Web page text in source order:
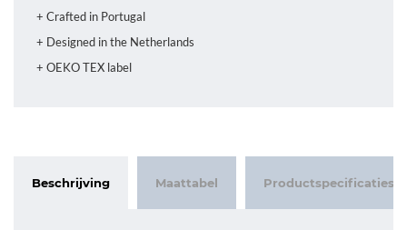
+ Crafted in Portugal
+ Designed in the Netherlands
+ OEKO TEX label
Beschrijving Maattabel Productspecificaties